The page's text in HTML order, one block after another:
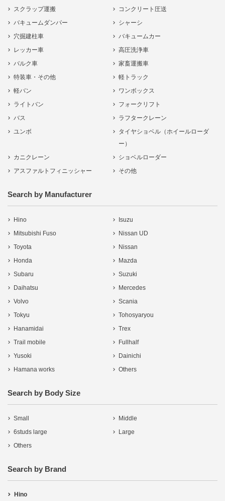
スクラップ運搬
コンクリート圧送
バキュームダンパー
シャーシ
穴掘建柱車
バキュームカー
レッカー車
高圧洗浄車
バルク車
家畜運搬車
特装車・その他
軽トラック
軽バン
ワンボックス
ライトバン
フォークリフト
バス
ラフタークレーン
ユンボ
タイヤショベル（ホイールローダ
ー）
カニクレーン
ショベルローダー
アスファルトフィニッシャー
その他
Search by Manufacturer
Hino
Isuzu
Mitsubishi Fuso
Nissan UD
Toyota
Nissan
Honda
Mazda
Subaru
Suzuki
Daihatsu
Mercedes
Volvo
Scania
Tokyu
Tohosyaryou
Hanamidai
Trex
Trail mobile
Fullhalf
Yusoki
Dainichi
Hamana works
Others
Search by Body Size
Small
Middle
6studs large
Large
Others
Search by Brand
Hino